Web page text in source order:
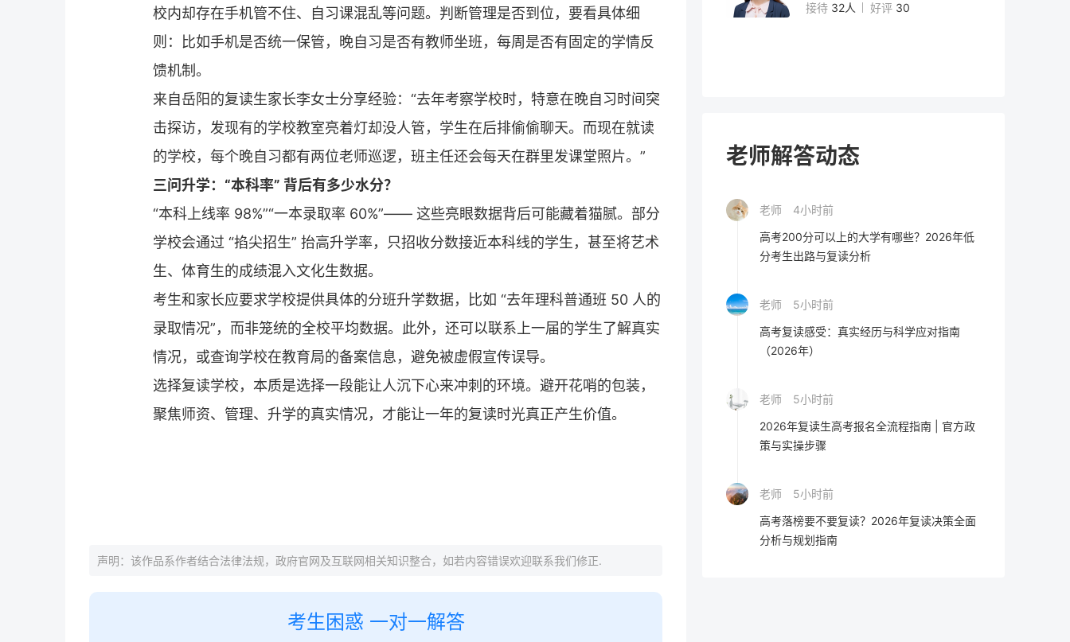
校内却存在手机管不住、自习课混乱等问题。判断管理是否到位，要看具体细
则：比如手机是否统一保管，晚自习是否有教师坐班，每周是否有固定的学情反
馈机制。
来自岳阳的复读生家长李女士分享经验：“去年考察学校时，特意在晚自习时间突
击探访，发现有的学校教室亮着灯却没人管，学生在后排偷偷聊天。而现在就读
的学校，每个晚自习都有两位老师巡逻，班主任还会每天在群里发课堂照片。”
三问升学：“本科率” 背后有多少水分？
“本科上线率 98%”“一本录取率 60%”—— 这些亮眼数据背后可能藏着猫腻。部分
学校会通过 “掐尖招生” 抬高升学率，只招收分数接近本科线的学生，甚至将艺术
生、体育生的成绩混入文化生数据。
考生和家长应要求学校提供具体的分班升学数据，比如 “去年理科普通班 50 人的
录取情况”，而非笼统的全校平均数据。此外，还可以联系上一届的学生了解真实
情况，或查询学校在教育局的备案信息，避免被虚假宣传误导。
选择复读学校，本质是选择一段能让人沉下心来冲刺的环境。避开花哨的包装，
聚焦师资、管理、升学的真实情况，才能让一年的复读时光真正产生价值。
声明：该作品系作者结合法律法规，政府官网及互联网相关知识整合，如若内容错误欢迎联系我们修正.
考生困惑 一对一解答
接待 32人 好评 30
老师解答动态
老师
高考200多分能上什么学校？2026年低分考
生择校全攻略
老师
4小时前
高考200分可以上的大学有哪些？2026年低
分考生出路与复读分析
老师
5小时前
高考复读感受：真实经历与科学应对指南
（2026年）
老师
5小时前
2026年复读生高考报名全流程指南 | 官方政
策与实操步骤
老师
5小时前
高考落榜要不要复读？2026年复读决策全面
分析与规划指南